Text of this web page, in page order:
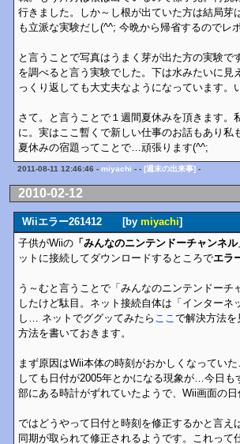
行きました。しか～し根が出ていた方は結局
も立派な実験だし(^^; 今晩から帰省するのでレ
と言うことで写真はうまく芽が出た方の実験
を調べると言う実験でした。下は水みたいに
っくり返しても大丈夫なようになっています
さて。と言うことで１週間夏休みを頂きます
に。実はここ暫くで新しい仕事のお話もあり
夏休みの宿題ってことで…頑張ります(^^;
2011-08-11 12:46:46 - miyachi - - [週末の出来事] -
2010-02-12
Wiiエラー261412 [by miyachi]
子供がWiiの 「みんなのニンテンドーチャンネル
ットに接続してダウンロードするところでエラ
う～むと言うことで「みんなのニンテンドー
したけど駄目。ネット接続自体は「インター
し… ネットでググッてみたら ここで解決方法を
方法を書いておきます。
まず原因はWii本体の時刻がおかしくなってい
しても日付が2005年とかになる現象が…今日
部にある時計がずれていたようで、Wii画面の
ではどうやって日付と時刻を修正するかと言
同期が取られて修正されるようです。これっ